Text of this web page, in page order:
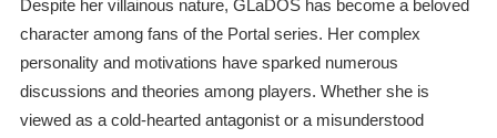
Despite her villainous nature, GLaDOS has become a beloved
character among fans of the Portal series. Her complex
personality and motivations have sparked numerous
discussions and theories among players. Whether she is
viewed as a cold-hearted antagonist or a misunderstood